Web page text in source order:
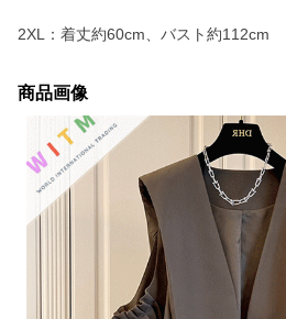
2XL：着丈約60cm、バスト約112cm
商品画像